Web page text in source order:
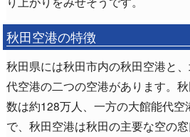
秋田空港の特徴
秋田県には秋田市内の秋田空港と
代空港の二つの空港があります。
数は約128万人、一方の大館能代空
で、秋田空港は秋田の主要な空の